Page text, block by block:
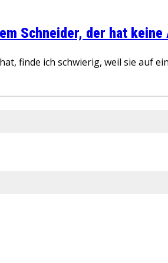
Schneider, der hat
finde ich schwierig, weil sie auf